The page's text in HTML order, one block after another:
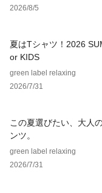
舗まで下記の品名/品
品名：◆NB
2026/8/5
夏はTシャツ！2026
or KIDS
green label relaxing
2026/7/31
この夏選びたい、大人
ンツ。
green label relaxing
2026/7/31